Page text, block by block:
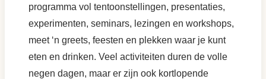
programma vol tentoonstellingen, presentaties,
experimenten, seminars, lezingen en workshops,
meet ‘n greets, feesten en plekken waar je kunt
eten en drinken. Veel activiteiten duren de volle
negen dagen, maar er zijn ook kortlopende